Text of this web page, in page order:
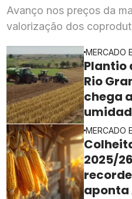
Avanço nos preços da
valorização dos
segundo o ImeaMERCADO
Plantio
Rio
chega
ainda
MERCADO
2025/
aponta